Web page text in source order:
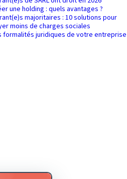
une holding : quels avantages ?
majoritaires : 10 solutions pour
moins de charges sociales
formalités juridiques de votre entreprise